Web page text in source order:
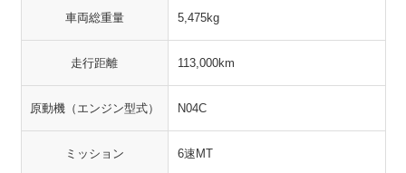
車両総重量 5,475kg
走行距離 113,000km
原動機（エンジン型式） N04C
ミッション 6速MT